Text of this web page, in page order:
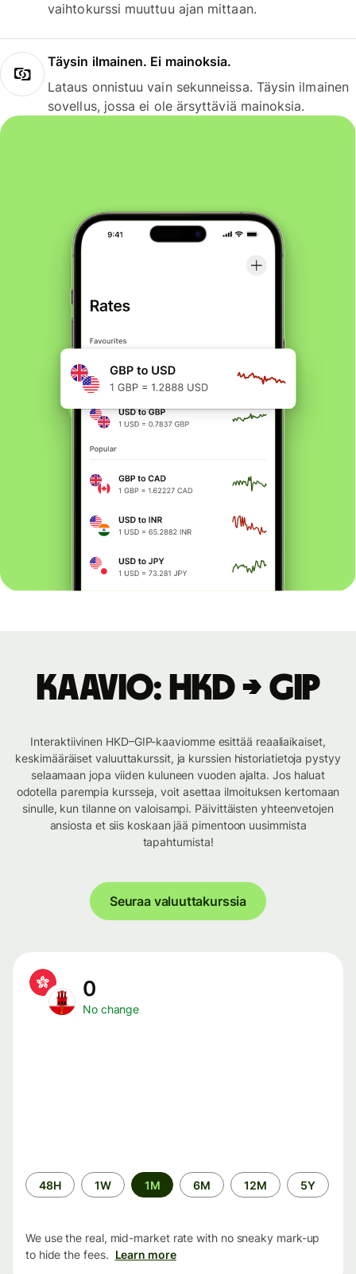
vaihtokurssi muuttuu ajan mittaan.
Täysin ilmainen. Ei mainoksia.
Lataus onnistuu vain sekunneissa. Täysin ilmainen
sovellus, jossa ei ole ärsyttäviä mainoksia.
Kaavio: HKD → GIP
Interaktiivinen HKD–GIP-kaaviomme esittää reaaliaikaiset,
keskimääräiset valuuttakurssit, ja kurssien historiatietoja pystyy
selaamaan jopa viiden kuluneen vuoden ajalta. Jos haluat
odotella parempia kursseja, voit asettaa ilmoituksen kertomaan
sinulle, kun tilanne on valoisampi. Päivittäisten yhteenvetojen
ansiosta et siis koskaan jää pimentoon uusimmista
tapahtumista!
Seuraa valuuttakurssia
0
No change
Time
period
48H 1W 1M 6M 12M 5Y
We use the real, mid-market rate with no sneaky mark-up
to hide the fees. Learn more